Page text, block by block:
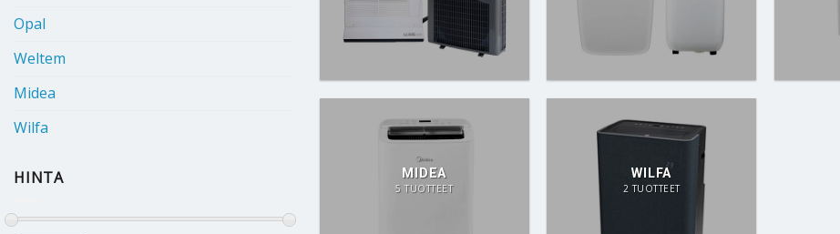
Opal
Weltem
Midea
Wilfa
HINTA MIDEA
5 TUOTTEET
WILFA
2 TUOTTEET